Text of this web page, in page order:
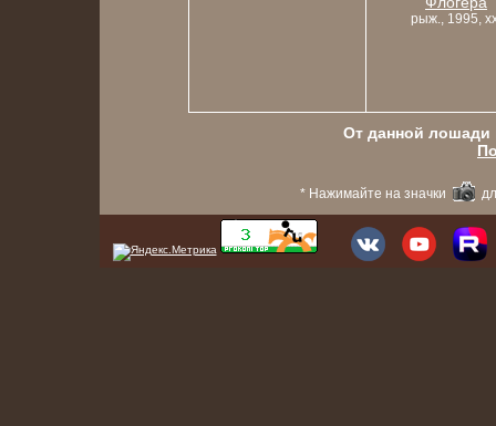
рыж., 1995,
От данной лошади
* Нажимайте на значки